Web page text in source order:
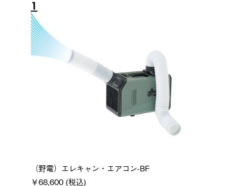
1
（野電）エレキャン・エアコン-BF
￥68,600 (税込)